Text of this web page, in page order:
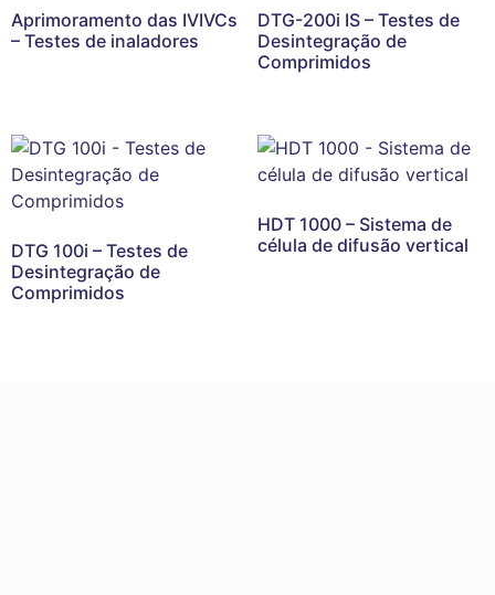
Aprimoramento das IVIVCs
– Testes de inaladores
DTG-200i IS – Testes de
Desintegração de
Comprimidos
DTG 100i – Testes de
Desintegração de
Comprimidos
HDT 1000 – Sistema de
célula de difusão vertical